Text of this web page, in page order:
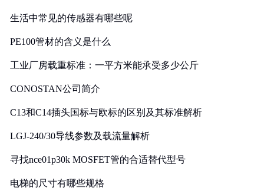
生活中常见的传感器有哪些呢
PE100管材的含义是什么
工业厂房载重标准：一平方米能承受多少公斤
CONOSTAN公司简介
C13和C14插头国标与欧标的区别及其标准解析
LGJ-240/30导线参数及载流量解析
寻找nce01p30k MOSFET管的合适替代型号
电梯的尺寸有哪些规格